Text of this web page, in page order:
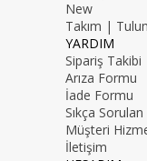
New
Takım |
YARDIM
Sipariş Takibi
Arıza Formu
İade Formu
Sıkça
Müşteri
İletişim